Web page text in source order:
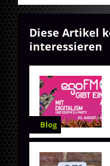
Diese Artikel
interessieren
Blog